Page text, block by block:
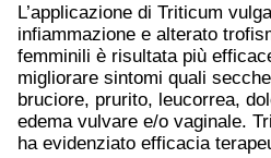
L’applicazione di Triticum
infiammazione e alterato
femminili è risultata più
migliorare sintomi quali
bruciore, prurito, leucorrea,
edema vulvare e/o vaginale.
ha evidenziato efficacia